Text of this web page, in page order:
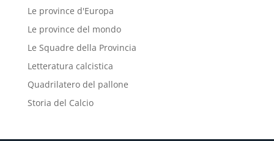
Le province d'Europa
Le province del mondo
Le Squadre della Provincia
Letteratura calcistica
Quadrilatero del pallone
Storia del Calcio